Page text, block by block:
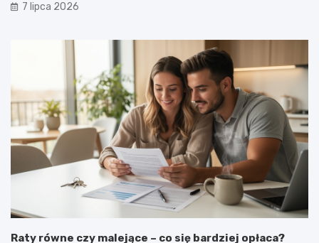
7 lipca 2026
Raty równe czy malejące – co się bardziej opłaca?